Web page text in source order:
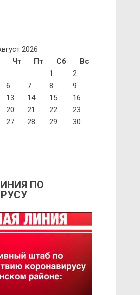
2026
Чт Пт Сб
Вс
1
2
6 7 8
9
13 14 15
16
20 21 22
23
27 28 29
30
ПО